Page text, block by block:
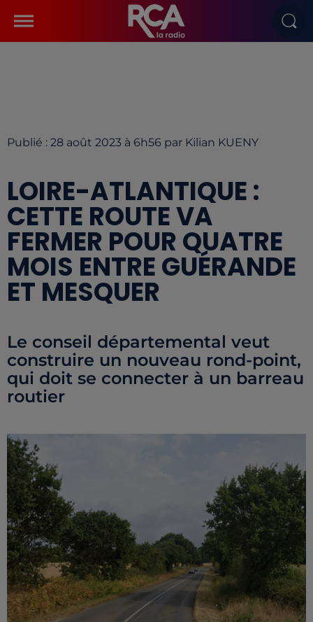
Publié : 28 août 2023 à 6h56 par Kilian KUENY
LOIRE-ATLANTIQUE :
CETTE ROUTE VA
FERMER POUR QUATRE
MOIS ENTRE GUÉRANDE
ET MESQUER
Le conseil départemental veut
construire un nouveau rond-point,
qui doit se connecter à un barreau
routier